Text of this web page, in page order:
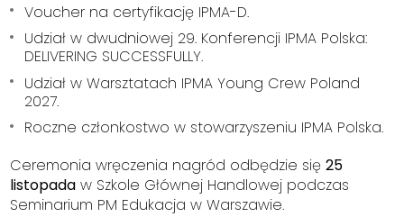
Voucher na certyfikację IPMA-D.
Udział w dwudniowej 29. Konferencji IPMA Polska:
DELIVERING SUCCESSFULLY.
Udział w Warsztatach IPMA Young Crew Poland
2027.
Roczne członkostwo w stowarzyszeniu IPMA Polska.
Ceremonia wręczenia nagród odbędzie się25
listopada w Szkole Głównej Handlowej podczas
Seminarium PM Edukacja w Warszawie.